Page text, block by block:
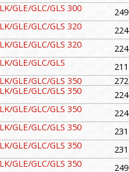
GLE/GLC/GLS 300
249
GLE/GLC/GLS 320
224
GLE/GLC/GLS 320
224
GLE/GLC/GLS
211
GLE/GLC/GLS 350
272
GLE/GLC/GLS 350
224
GLE/GLC/GLS 350
224
GLE/GLC/GLS 350
231
GLE/GLC/GLS 350
231
GLE/GLC/GLS 350
249